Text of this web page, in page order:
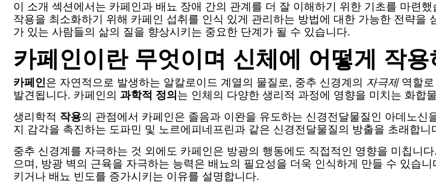
이 소개 섹션에서는 카페인과 배뇨 장애 간의 관계를 더 잘 이해하기 위한 기초를 마련
작용을 최소화하기 위해 카페인 섭취를 인식 있게 관리하는 방법에 대한 가능한 전략
가 있는 사람들의 삶의 질을 향상시키는 중요한 단계가 될 수 있습니다.
카페인이란 무엇이며 신체에 어떻게 작용
카페인은 자연적으로 발생하는 알칼로이드 계열의 물질로, 중추 신경계의 자극제역할로
발견됩니다. 카페인의 과학적 정의 는 인체의 다양한 생리적 과정에 영향을 미치는 화합
생리학적 작용의 관점에서 카페인은 졸음과 이완을 유도하는 신경전달물질인 아데노
지 감각을 촉진하는 도파민 및 노르에피네프린과 같은 신경전달물질의 방출을 초래합니
중추 신경계를 자극하는 것 외에도 카페인은 방광의 행동에도 직접적인 영향을 미칩니
으며, 방광 벽의 근육을 자극하는 능력은 배뇨의 필요성을 더욱 인식하게 만들 수 있습
키거나 배뇨 빈도를 증가시키는 이유를 설명합니다.